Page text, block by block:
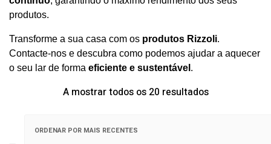
produtos.
Transforme a sua casa com os produtos Rizzoli.
Contacte-nos e descubra como podemos ajudar a aquecer
o seu lar de forma eficiente e sustentável .
A mostrar todos os 20 resultadosOrdenado